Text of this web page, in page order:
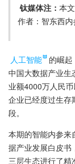
钛媒体注： 本
作者：智东西内
人工智能 的崛起
中国大数据产业
业额4000万人民
企业已经度过生存
段。
本期的智能内参来
据产业发展白皮书
三层生态进行了精